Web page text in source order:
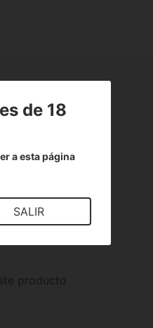
producto
de 18
a esta página
SALIR